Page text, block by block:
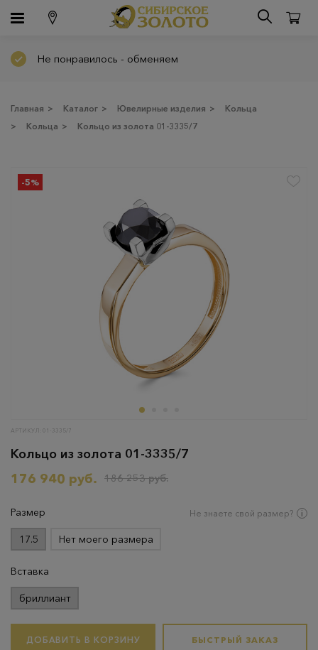
Не понравилось - обменяем
Главная > Каталог > Ювелирные изделия >
Кольца
>
Кольца > Кольцо из золота 01-3335/7
-5%
АРТИКУЛ: 01-3335/7
Кольцо из золота 01-3335/7
176 940 руб.
186 253 руб.
Размер Не знаете свой размер?
17.5 Нет моего размера
Вставка
бриллиант
ДОБАВИТЬ В КОРЗИНУ БЫСТРЫЙ ЗАКАЗ